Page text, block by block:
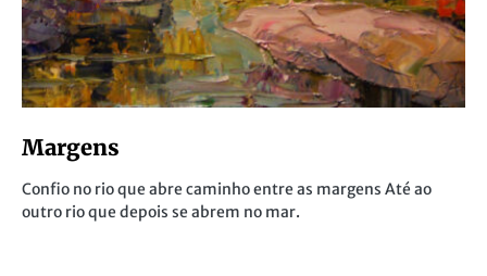
Margens
Confio no rio que abre caminho entre as margens Até ao
outro rio que depois se abrem no mar.